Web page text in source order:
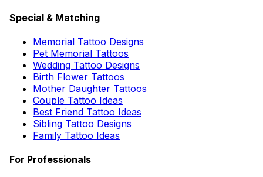
Special & Matching
Memorial Tattoo Designs
Pet Memorial Tattoos
Wedding Tattoo Designs
Birth Flower Tattoos
Mother Daughter Tattoos
Couple Tattoo Ideas
Best Friend Tattoo Ideas
Sibling Tattoo Designs
Family Tattoo Ideas
For Professionals